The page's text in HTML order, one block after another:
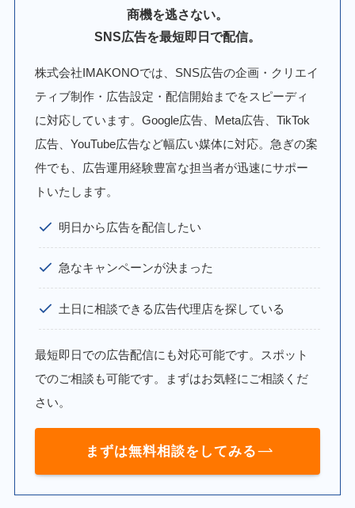
商機を逃さない。
SNS広告を最短即日で配信。
株式会社IMAKONOでは、SNS広告の企画・クリエイ
ティブ制作・広告設定・配信開始までをスピーディ
に対応しています。Google広告、Meta広告、TikTok
広告、YouTube広告など幅広い媒体に対応。急ぎの案
件でも、広告運用経験豊富な担当者が迅速にサポー
トいたします。
明日から広告を配信したい
急なキャンペーンが決まった
土日に相談できる広告代理店を探している
最短即日での広告配信にも対応可能です。スポット
でのご相談も可能です。まずはお気軽にご相談くだ
さい。
まずは無料相談をしてみる